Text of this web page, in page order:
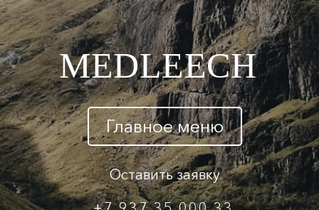
MEDLEECH
Главное меню
Оставить заявку